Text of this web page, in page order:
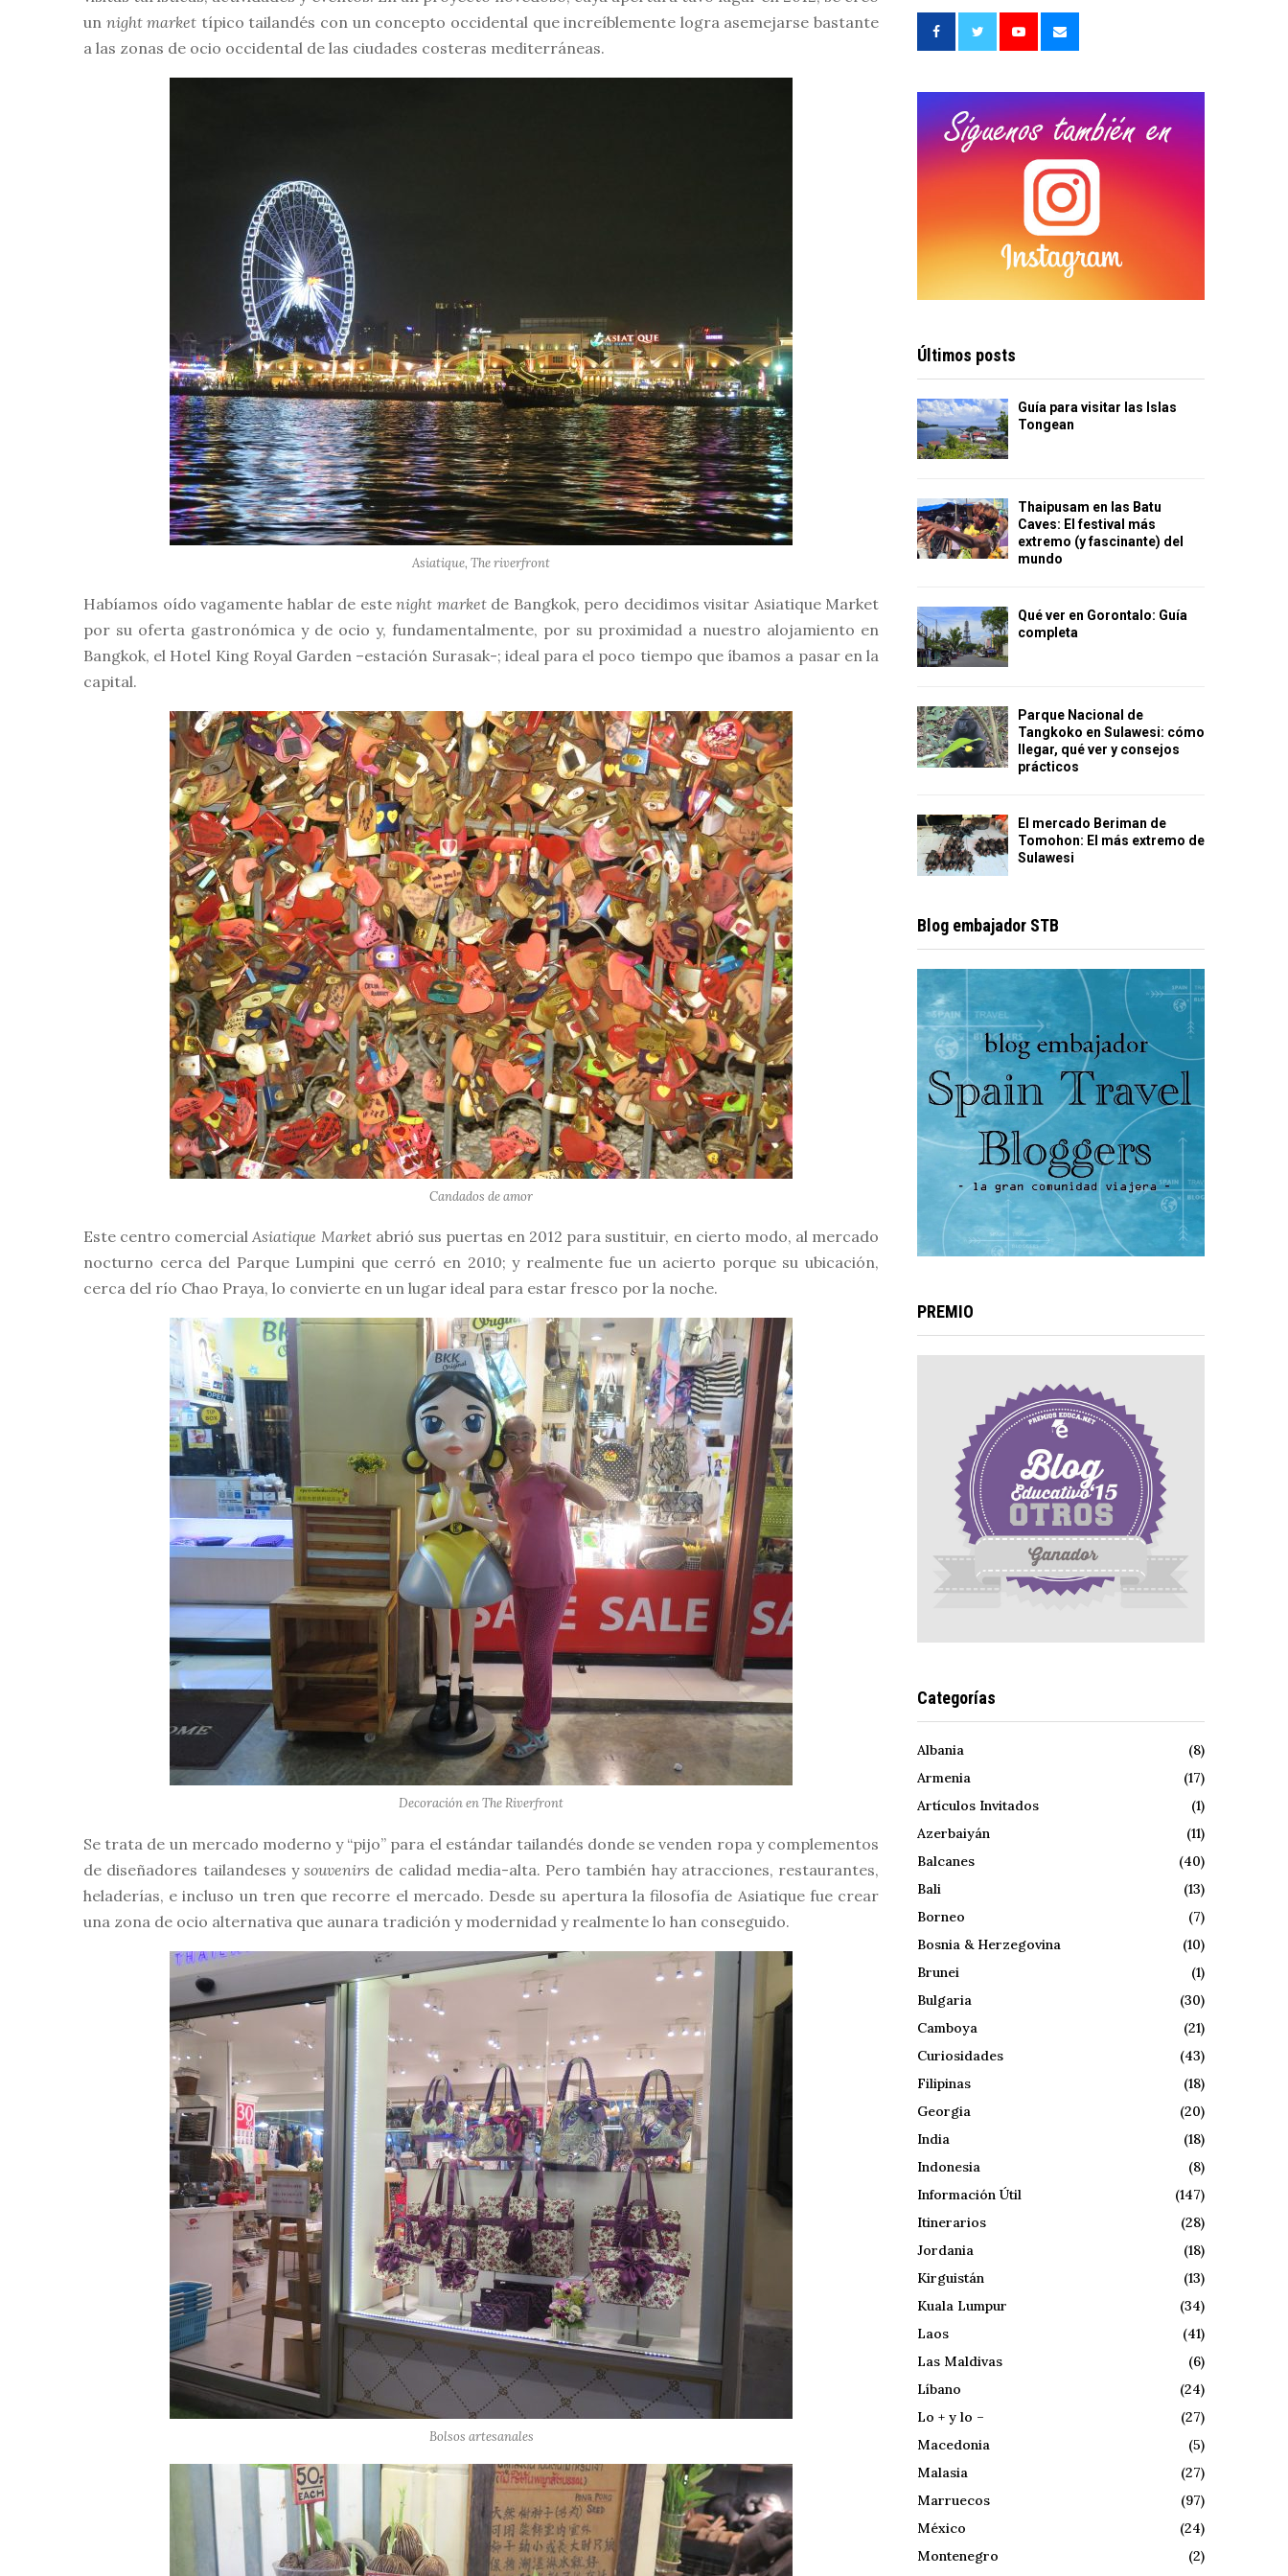
un night market típico tailandés con un concepto occidental que increíblemente logra asemejarse bastante
a las zonas de ocio occidental de las ciudades costeras mediterráneas.
Asiatique, The riverfront
Habíamos oído vagamente hablar de este night marketde Bangkok, pero decidimos visitar Asiatique Market
por su oferta gastronómica y de ocio y, fundamentalmente, por su proximidad a nuestro alojamiento en
Bangkok, el Hotel King Royal Garden –estación Surasak-; ideal para el poco tiempo que íbamos a pasar en la
capital.
Candados de amor
Este centro comercialAsiatique Marketabrió sus puertas en 2012 para sustituir, en cierto modo, al mercado
nocturno cerca del Parque Lumpini que cerró en 2010; y realmente fue un acierto porque su ubicación,
cerca del río Chao Praya, lo convierte en un lugar ideal para estar fresco por la noche.
Decoración en The Riverfront
Se trata de un mercado moderno y “pijo” para el estándar tailandés donde se venden ropa y complementos
de diseñadores tailandeses y souvenirs de calidad media-alta. Pero también hay atracciones, restaurantes,
heladerías, e incluso un tren que recorre el mercado. Desde su apertura la filosofía de Asiatique fue crear
una zona de ocio alternativa que aunara tradición y modernidad y realmente lo han conseguido.
Bolsos artesanales
f
r
C
Últimos posts
Guía para visitar las Islas
Tongean
Thaipusam en las Batu
Caves: El festival más
extremo (y fascinante) del
mundo
Qué ver en Gorontalo: Guía
completa
Parque Nacional de
Tangkoko en Sulawesi: cómo
llegar, qué ver y consejos
prácticos
El mercado Beriman de
Tomohon: El más extremo de
Sulawesi
Blog embajador STB
PREMIO
Categorías
Albania
(8)
Armenia
(17)
Artículos Invitados
(1)
Azerbaiyán
(11)
Balcanes
(40)
Bali
(13)
Borneo
(7)
Bosnia & Herzegovina
(10)
Brunei
(1)
Bulgaria
(30)
Camboya
(21)
Curiosidades
(43)
Filipinas
(18)
Georgia
(20)
India
(18)
Indonesia
(8)
Información Útil
(147)
Itinerarios
(28)
Jordania
(18)
Kirguistán
(13)
Kuala Lumpur
(34)
Laos
(41)
Las Maldivas
(6)
Líbano
(24)
Lo + y lo –
(27)
Macedonia
(5)
Malasia
(27)
Marruecos
(97)
México
(24)
Montenegro
(2)